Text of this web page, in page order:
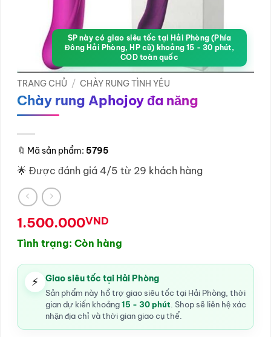
SP này có giao siêu tốc tại Hải Phòng (Phía
Đông Hải Phòng, HP cũ) khoảng 15 - 30 phút,
COD toàn quốc
TRANG CHỦ / CHÀY RUNG TÌNH YÊU
Chày rung Aphojoy đa năng
🔖 Mã sản phẩm: 5795
🌟 Được đánh giá 4/5 từ 29 khách hàng
1.500.000VND
Tình trạng: Còn hàng
⚡ Giao siêu tốc tại Hải Phòng
Sản phẩm này hỗ trợ giao siêu tốc tại Hải Phòng, thời
gian dự kiến khoảng15 - 30 phút . Shop sẽ liên hệ xác
nhận địa chỉ và thời gian giao cụ thể.